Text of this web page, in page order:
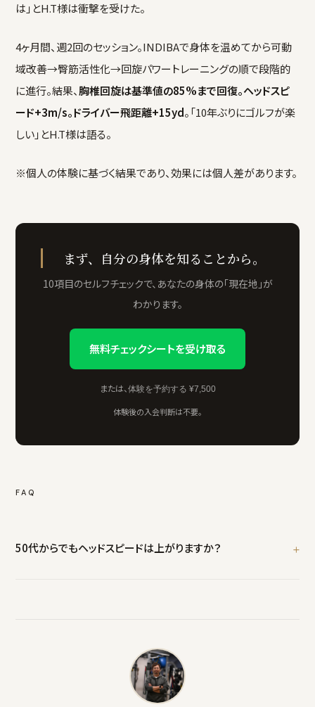
は」とH.T様は衝撃を受けた。
4ヶ月間、週2回のセッション。INDIBAで身体を温めてから可動
域改善→臀筋活性化→回旋パワートレーニングの順で段階的
に進行。結果、胸椎回旋は基準値の85%まで回復。ヘッドスピ
ード+3m/s。ドライバー飛距離+15yd。「10年ぶりにゴルフが楽
しい」とH.T様は語る。
※個人の体験に基づく結果であり、効果には個人差があります。
まず、自分の身体を知ることから。
10項目のセルフチェックで、あなたの身体の「現在地」が
わかります。
無料チェックシートを受け取る
または、 体験を予約する ¥7,500
体験後の入会判断は不要。
FAQ
50代からでもヘッドスピードは上がりますか？